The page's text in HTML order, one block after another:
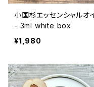
小国杉エッセンシャルオ
- 3ml white box
¥1,980